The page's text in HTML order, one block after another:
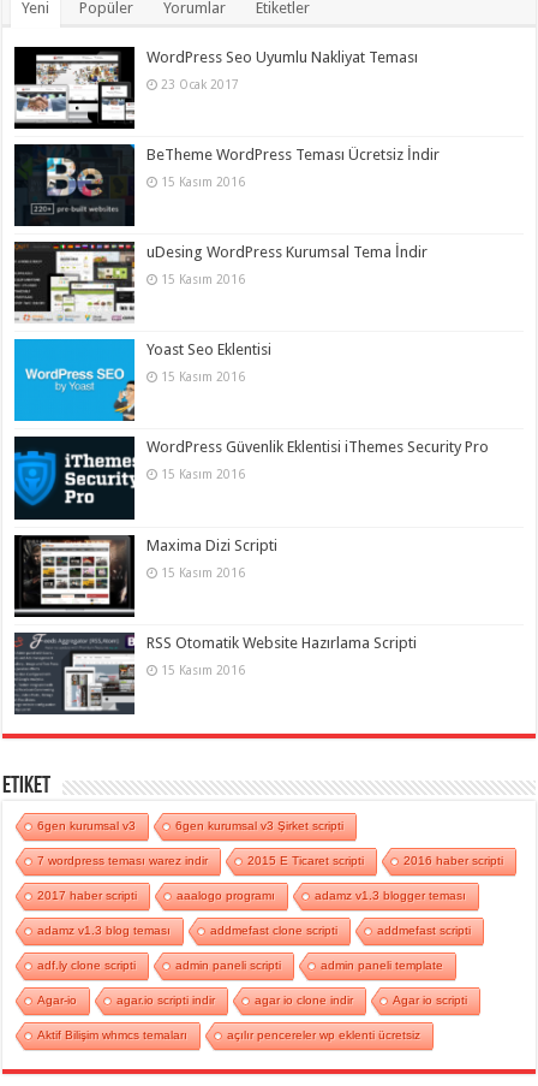
Yeni Popüler Yorumlar Etiketler
WordPress Seo Uyumlu Nakliyat Teması
23 Ocak 2017
BeTheme WordPress Teması Ücretsiz İndir
15 Kasım 2016
uDesing WordPress Kurumsal Tema İndir
15 Kasım 2016
Yoast Seo Eklentisi
15 Kasım 2016
WordPress Güvenlik Eklentisi iThemes Security Pro
15 Kasım 2016
Maxima Dizi Scripti
15 Kasım 2016
RSS Otomatik Website Hazırlama Scripti
15 Kasım 2016
Etiket
6gen kurumsal v3 6gen kurumsal v3 Şirket scripti
7 wordpress teması warez indir 2015 E Ticaret scripti 2016 haber scripti
2017 haber scripti aaalogo programı adamz v1.3 blogger teması
adamz v1.3 blog teması addmefast clone scripti addmefast scripti
adf.ly clone scripti admin paneli scripti admin paneli template
Agar-io agar.io scripti indir agar io clone indir Agar io scripti
Aktif Bilişim whmcs temaları açılır pencereler wp eklenti ücretsiz